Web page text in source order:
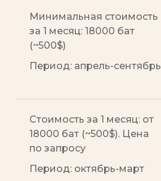
Минимальная стоимость
за 1 месяц: 18000 бат
(~500$)
Период: апрель-сентябрь
Стоимость за 1 месяц: от
18000 бат (~500$). Цена
по запросу
Период: октябрь-март
CLOSE
CLOSE
CLOSE
CLOSE
CLOSE
CLOSE
CLOSE
CLOSE
CLOSE
CLOSE
CLOSE